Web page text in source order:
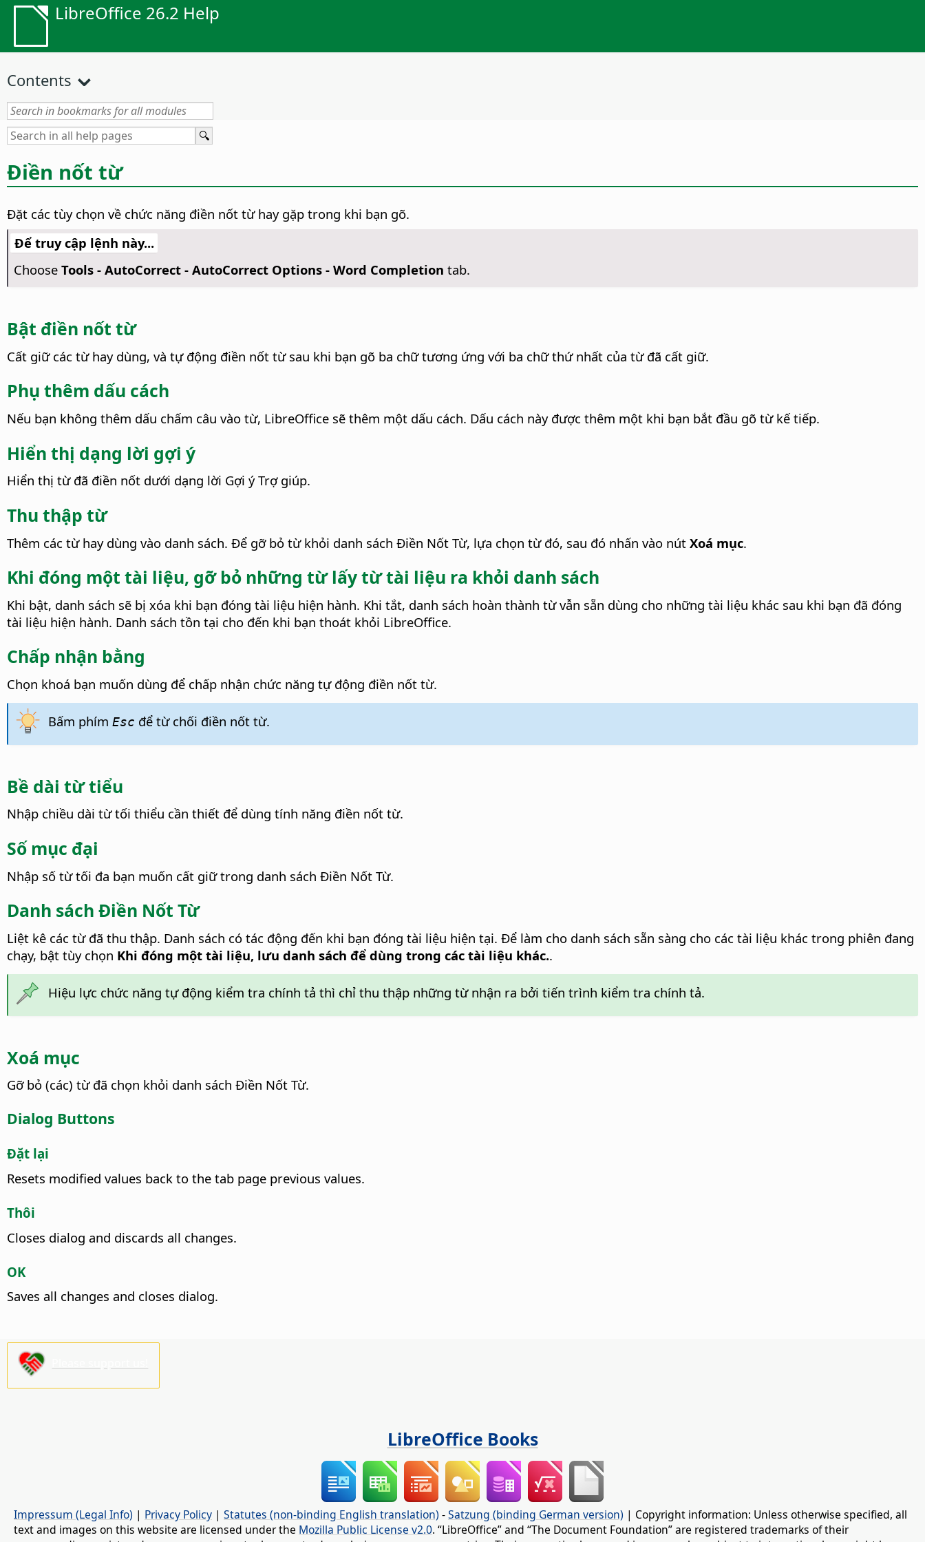
LibreOffice 26.2 Help
Contents
Điền nốt từ
Đặt các tùy chọn về chức năng điền nốt từ hay gặp trong khi bạn gõ.
Để truy cập lệnh này...
Choose Tools - AutoCorrect - AutoCorrect Options - Word Completion tab.
Bật điền nốt từ
Cất giữ các từ hay dùng, và tự động điền nốt từ sau khi bạn gõ ba chữ tương ứng với ba chữ thứ nhất của từ đã cất giữ.
Phụ thêm dấu cách
Nếu bạn không thêm dấu chấm câu vào từ, LibreOffice sẽ thêm một dấu cách. Dấu cách này được thêm một khi bạn bắt đầu gõ từ kế tiếp.
Hiển thị dạng lời gợi ý
Hiển thị từ đã điền nốt dưới dạng lời Gợi ý Trợ giúp.
Thu thập từ
Thêm các từ hay dùng vào danh sách. Để gỡ bỏ từ khỏi danh sách Điền Nốt Từ, lựa chọn từ đó, sau đó nhấn vào nút Xoá mục.
Khi đóng một tài liệu, gỡ bỏ những từ lấy từ tài liệu ra khỏi danh sách
Khi bật, danh sách sẽ bị xóa khi bạn đóng tài liệu hiện hành. Khi tắt, danh sách hoàn thành từ vẫn sẵn dùng cho những tài liệu khác sau khi bạn đã đóng
tài liệu hiện hành. Danh sách tồn tại cho đến khi bạn thoát khỏi LibreOffice.
Chấp nhận bằng
Chọn khoá bạn muốn dùng để chấp nhận chức năng tự động điền nốt từ.
Bấm phím Esc để từ chối điền nốt từ.
Bề dài từ tiểu
Nhập chiều dài từ tối thiểu cần thiết để dùng tính năng điền nốt từ.
Số mục đại
Nhập số từ tối đa bạn muốn cất giữ trong danh sách Điền Nốt Từ.
Danh sách Điền Nốt Từ
Liệt kê các từ đã thu thập. Danh sách có tác động đến khi bạn đóng tài liệu hiện tại. Để làm cho danh sách sẵn sàng cho các tài liệu khác trong phiên đang
chạy, bật tùy chọn Khi đóng một tài liệu, lưu danh sách để dùng trong các tài liệu khác..
Hiệu lực chức năng tự động kiểm tra chính tả thì chỉ thu thập những từ nhận ra bởi tiến trình kiểm tra chính tả.
Xoá mục
Gỡ bỏ (các) từ đã chọn khỏi danh sách Điền Nốt Từ.
Dialog Buttons
Đặt lại
Resets modified values back to the tab page previous values.
Thôi
Closes dialog and discards all changes.
OK
Saves all changes and closes dialog.
LibreOffice Books
Impressum (Legal Info) | Privacy Policy | Statutes (non-binding English translation) -Satzung (binding German version) | Copyright information: Unless otherwise specified, all
text and images on this website are licensed under the Mozilla Public License v2.0. “LibreOffice” and “The Document Foundation” are registered trademarks of their